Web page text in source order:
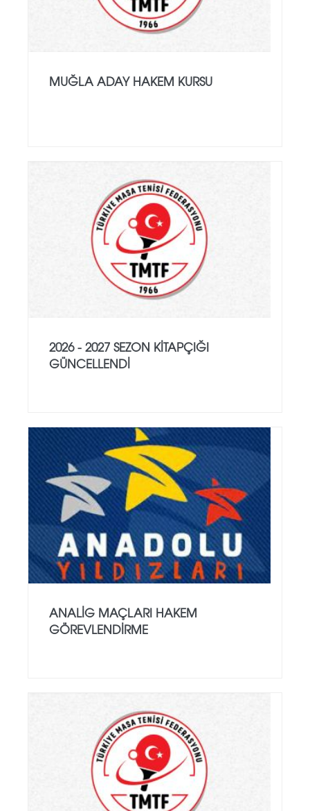
MUĞLA ADAY HAKEM KURSU
2026 - 2027 SEZON KITAPÇIĞI
GÜNCELLENDI
ANALİG MAÇLARI HAKEM
GÖREVLENDİRME